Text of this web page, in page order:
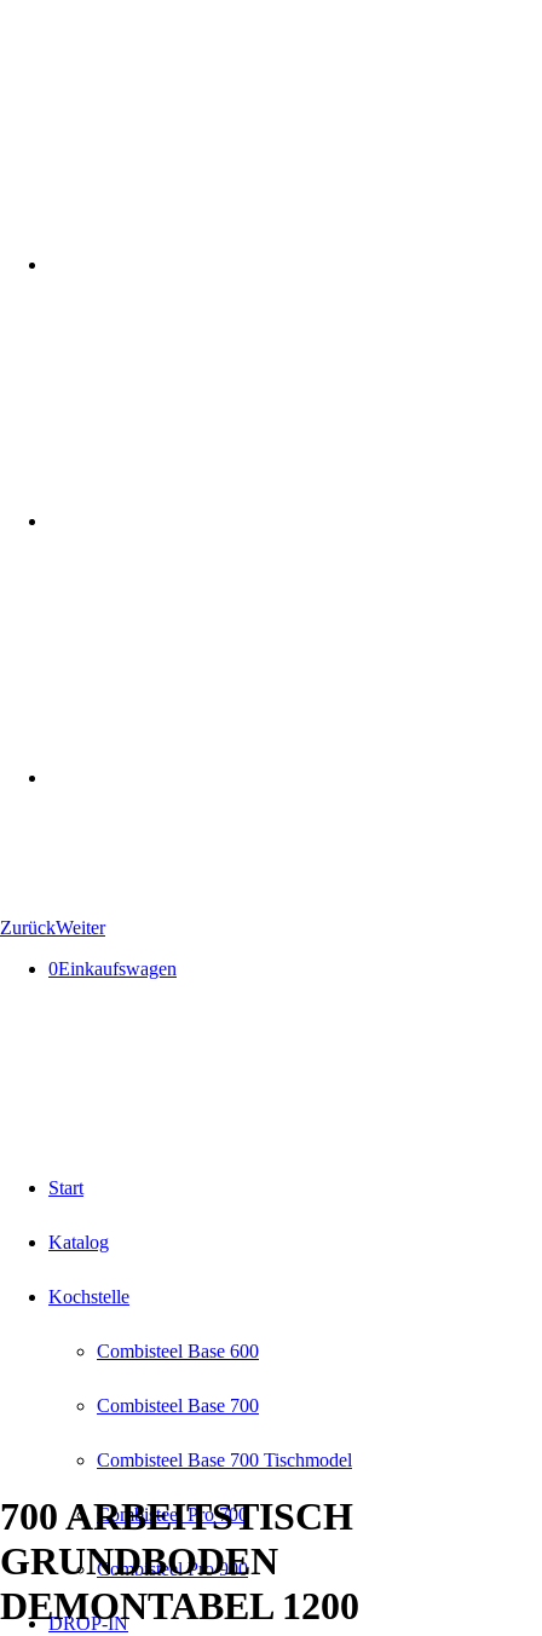
ZurückWeiter
0Einkaufswagen
Start
Katalog
Kochstelle
Combisteel Base 600
Combisteel Base 700
Combisteel Base 700 Tischmodel
Combisteel Pro 700
Combisteel Pro 900
DROP-IN
700 ARBEITSTISCH
GRUNDBODEN
DEMONTABEL 1200